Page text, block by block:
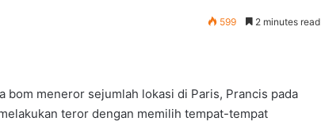
599 2 minutes read
meneror sejumlah lokasi di Paris, Prancis pada
teror dengan memilih tempat-tempat